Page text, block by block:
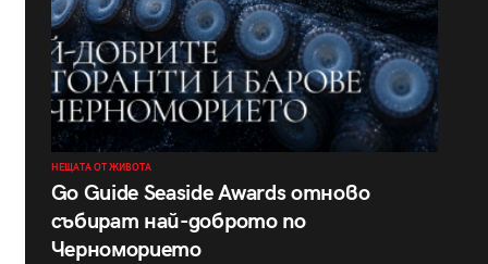
НЕЩАТА ОТ ЖИВОТА
Go Guide Seaside Awards отново
събират най-доброто по
Черноморието